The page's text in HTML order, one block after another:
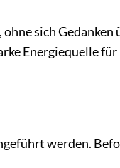
sich Gedanken
Energiequelle
werden.